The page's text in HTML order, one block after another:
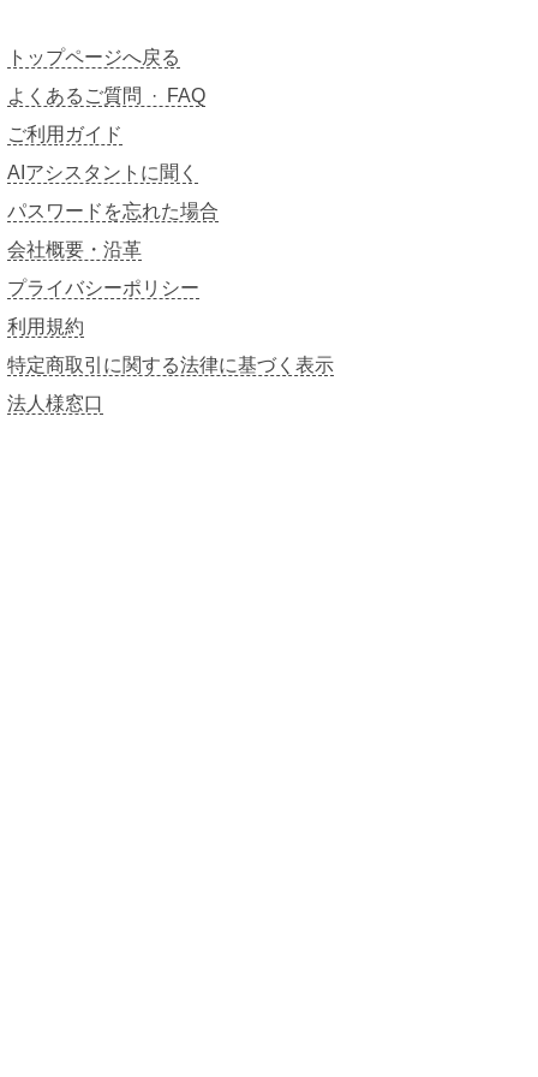
トップページへ戻る
よくあるご質問 · FAQ
ご利用ガイド
AIアシスタントに聞く
パスワードを忘れた場合
会社概要・沿革
プライバシーポリシー
利用規約
特定商取引に関する法律に基づく表示
法人様窓口